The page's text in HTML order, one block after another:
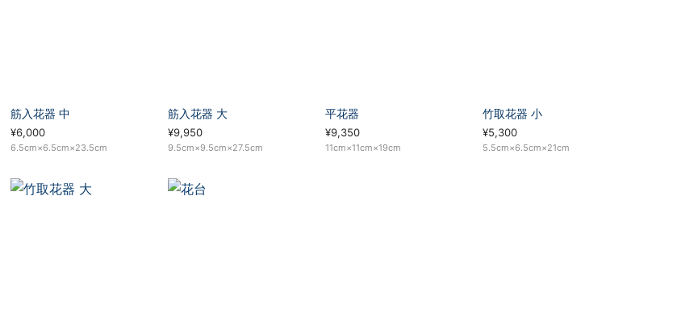
筋入花器 中
¥6,000
6.5cm×6.5cm×23.5cm
筋入花器 大
¥9,950
9.5cm×9.5cm×27.5cm
平花器
¥9,350
11cm×11cm×19cm
竹取花器 小
¥5,300
5.5cm×6.5cm×21cm